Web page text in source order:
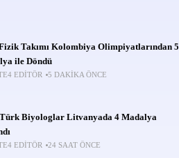
Takımı Kolombiya Olimpiyatlarından 5
ile Döndü
EDITÖR 5 DAKIKA ÖNCE
Türk Biyologlar Litvanyada 4 Madalya
EDITÖR 24 SAAT ÖNCE